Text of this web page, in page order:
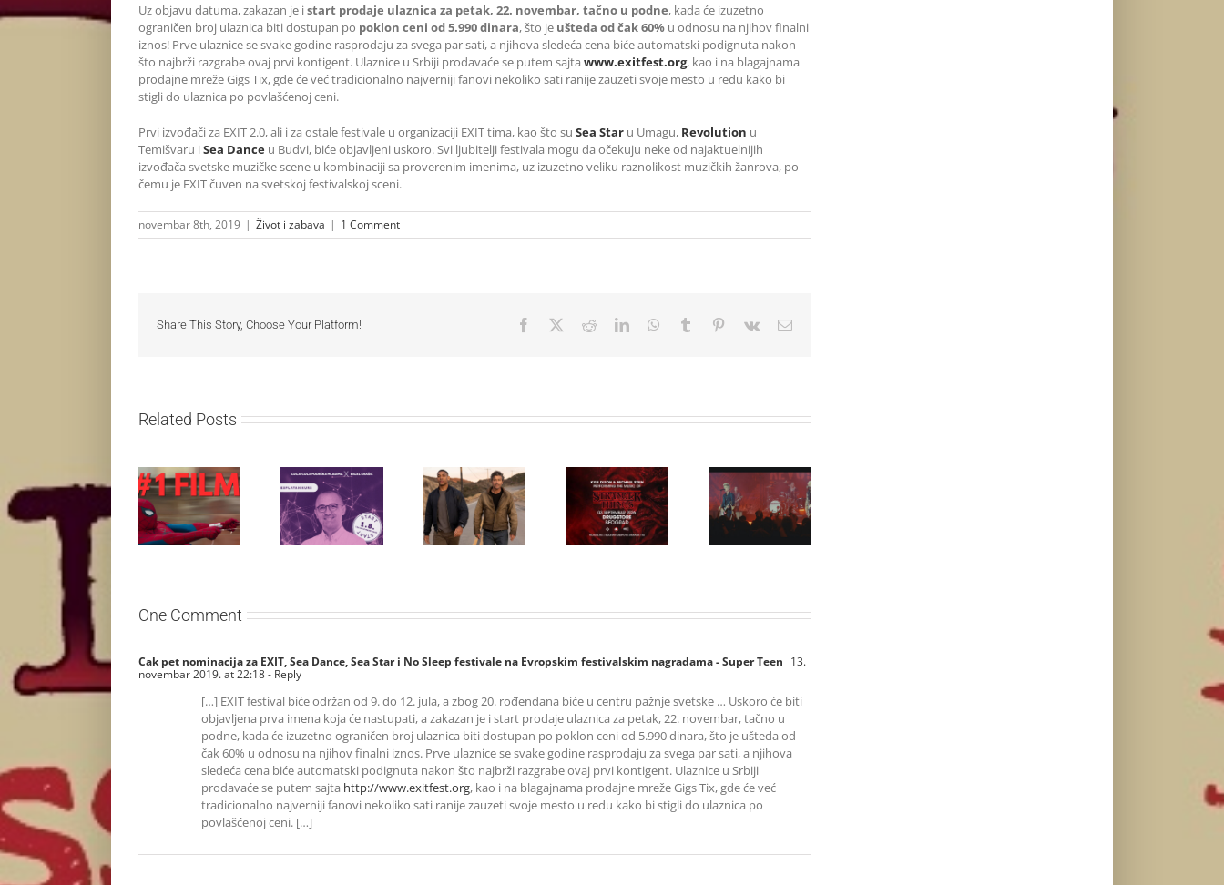
Uz objavu datuma, zakazan je istart prodaje ulaznica za petak, 22. novembar, tačno u podne, kada će izuzetno
ograničen broj ulaznica biti dostupan po poklon ceni od 5.990 dinara, što je ušteda od čak 60% u odnosu na njihov finalni
iznos! Prve ulaznice se svake godine rasprodaju za svega par sati, a njihova sledeća cena biće automatski podignuta nakon
što najbrži razgrabe ovaj prvi kontigent. Ulaznice u Srbiji prodavaće se putem sajta www.exitfest.org, kao i na blagajnama
prodajne mreže Gigs Tix, gde će već tradicionalno najverniji fanovi nekoliko sati ranije zauzeti svoje mesto u redu kako bi
stigli do ulaznica po povlašćenoj ceni.
Prvi izvođači za EXIT 2.0, ali i za ostale festivale u organizaciji EXIT tima, kao što su Sea Star u Umagu, Revolution u
Temišvaru iSea Dance u Budvi, biće objavljeni uskoro. Svi ljubitelji festivala mogu da očekuju neke od najaktuelnijih
izvođača svetske muzičke scene u kombinaciji sa proverenim imenima, uz izuzetno veliku raznolikost muzičkih žanrova, po
čemu je EXIT čuven na svetskoj festivalskoj sceni.
novembar 8th, 2019 | Život i zabava | 1 Comment
Share This Story, Choose Your Platform! Facebook RedditLinkedInWhatsApp
Tumblr Pinterest
Vk Email
Related Posts
Najuspešnije
otvaranje
studijskog
filma u Srbiji:
Spajdermen:
vikenda
Priključi se
besplatnoj
regionalnoj AI
edukaciji i
nauči kako da
praksi
HBO Max
predstavio
službeni
STRANGER
THINGS
muzika iz
NIMRODS,
inspirisan
ranim danima
grupe GREEN
DAY, stiže u
11. i 14.
One Comment
Čak pet nominacija za EXIT, Sea Dance, Sea Star i No Sleep festivale na Evropskim festivalskim nagradama - Super Teen 13.
novembar 2019. at 22:18- Reply
[…] EXIT festival biće održan od 9. do 12. jula, a zbog 20. rođendana biće u centru pažnje svetske … Uskoro će biti
objavljena prva imena koja će nastupati, a zakazan je i start prodaje ulaznica za petak, 22. novembar, tačno u
podne, kada će izuzetno ograničen broj ulaznica biti dostupan po poklon ceni od 5.990 dinara, što je ušteda od
čak 60% u odnosu na njihov finalni iznos. Prve ulaznice se svake godine rasprodaju za svega par sati, a njihova
sledeća cena biće automatski podignuta nakon što najbrži razgrabe ovaj prvi kontigent. Ulaznice u Srbiji
prodavaće se putem sajta http://www.exitfest.org, kao i na blagajnama prodajne mreže Gigs Tix, gde će već
tradicionalno najverniji fanovi nekoliko sati ranije zauzeti svoje mesto u redu kako bi stigli do ulaznica po
povlašćenoj ceni. […]